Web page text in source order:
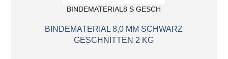
BINDEMATERIAL8 S GESCH
BINDEMATERIAL 8,0 MM SCHWARZ
GESCHNITTEN 2 KG